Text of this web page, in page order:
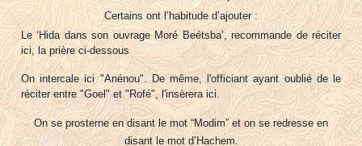
Certains ont l’habitude d’ajouter :
Le ‘Hida dans son ouvrage Moré Beétsba’, recommande de réciter
ici, la prière ci-dessous
On intercale ici "Anénou". De même, l'officiant ayant oublié de le
réciter entre "Goel" et "Rofé", l'insèrera ici.
On se prosterne en disant le mot “Modim” et on se redresse en
disant le mot d’Hachem.